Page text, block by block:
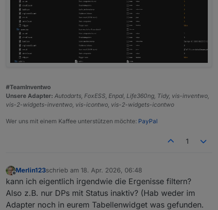
#TeamInventwo
Unsere Adapter: Autodarts, FoxESS, Enpal, Life360ng, Tidy, vis-inventwo,
vis-2-widgets-inventwo, vis-icontwo, vis-2-widgets-icontwo
Wer uns mit einem Kaffee unterstützen möchte: PayPal
1
Offline
Merlin123schrieb am 18. Apr. 2026, 06:48
zuletzt editiert von
kann ich eigentlich irgendwie die Ergenisse filtern?
Also z.B. nur DPs mit Status inaktiv? (Hab weder im
Adapter noch in eurem Tabellenwidget was gefunden.